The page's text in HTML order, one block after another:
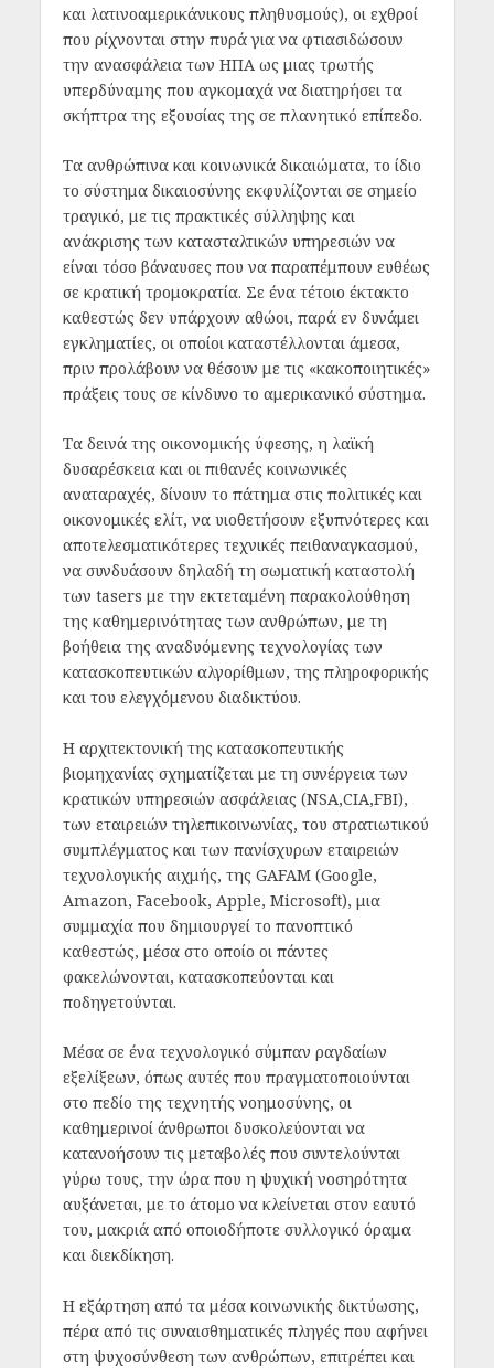
και λατινοαμερικάνικους πληθυσμούς), οι εχθροί
που ρίχνονται στην πυρά για να φτιασιδώσουν
την ανασφάλεια των ΗΠΑ ως μιας τρωτής
υπερδύναμης που αγκομαχά να διατηρήσει τα
σκήπτρα της εξουσίας της σε πλανητικό επίπεδο.
Τα ανθρώπινα και κοινωνικά δικαιώματα, το ίδιο
το σύστημα δικαιοσύνης εκφυλίζονται σε σημείο
τραγικό, με τις πρακτικές σύλληψης και
ανάκρισης των κατασταλτικών υπηρεσιών να
είναι τόσο βάναυσες που να παραπέμπουν ευθέως
σε κρατική τρομοκρατία. Σε ένα τέτοιο έκτακτο
καθεστώς δεν υπάρχουν αθώοι, παρά εν δυνάμει
εγκληματίες, οι οποίοι καταστέλλονται άμεσα,
πριν προλάβουν να θέσουν με τις «κακοποιητικές»
πράξεις τους σε κίνδυνο το αμερικανικό σύστημα.
Τα δεινά της οικονομικής ύφεσης, η λαϊκή
δυσαρέσκεια και οι πιθανές κοινωνικές
αναταραχές, δίνουν το πάτημα στις πολιτικές και
οικονομικές ελίτ, να υιοθετήσουν εξυπνότερες και
αποτελεσματικότερες τεχνικές πειθαναγκασμού,
να συνδυάσουν δηλαδή τη σωματική καταστολή
των tasers με την εκτεταμένη παρακολούθηση
της καθημερινότητας των ανθρώπων, με τη
βοήθεια της αναδυόμενης τεχνολογίας των
κατασκοπευτικών αλγορίθμων, της πληροφορικής
και του ελεγχόμενου διαδικτύου.
Η αρχιτεκτονική της κατασκοπευτικής
βιομηχανίας σχηματίζεται με τη συνέργεια των
κρατικών υπηρεσιών ασφάλειας (NSA,CIA,FBI),
των εταιρειών τηλεπικοινωνίας, του στρατιωτικού
συμπλέγματος και των πανίσχυρων εταιρειών
τεχνολογικής αιχμής, της GAFAM (Google,
Amazon, Facebook, Apple, Microsoft), μια
συμμαχία που δημιουργεί το πανοπτικό
καθεστώς, μέσα στο οποίο οι πάντες
φακελώνονται, κατασκοπεύονται και
ποδηγετούνται.
Μέσα σε ένα τεχνολογικό σύμπαν ραγδαίων
εξελίξεων, όπως αυτές που πραγματοποιούνται
στο πεδίο της τεχνητής νοημοσύνης, οι
καθημερινοί άνθρωποι δυσκολεύονται να
κατανοήσουν τις μεταβολές που συντελούνται
γύρω τους, την ώρα που η ψυχική νοσηρότητα
αυξάνεται, με το άτομο να κλείνεται στον εαυτό
του, μακριά από οποιοδήποτε συλλογικό όραμα
και διεκδίκηση.
Η εξάρτηση από τα μέσα κοινωνικής δικτύωσης,
πέρα από τις συναισθηματικές πληγές που αφήνει
στη ψυχοσύνθεση των ανθρώπων, επιτρέπει και